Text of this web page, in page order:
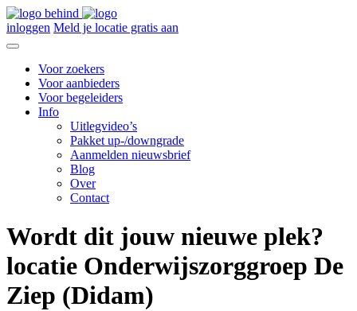
inloggen Meld je locatie gratis aan
Voor zoekers
Voor aanbieders
Voor begeleiders
Info
Uitlegvideo’s
Pakket up-/downgrade
Aanmelden nieuwsbrief
Blog
Over
Contact
Wordt dit jouw nieuwe plek?
locatie Onderwijszorggroep De
Ziep (Didam)